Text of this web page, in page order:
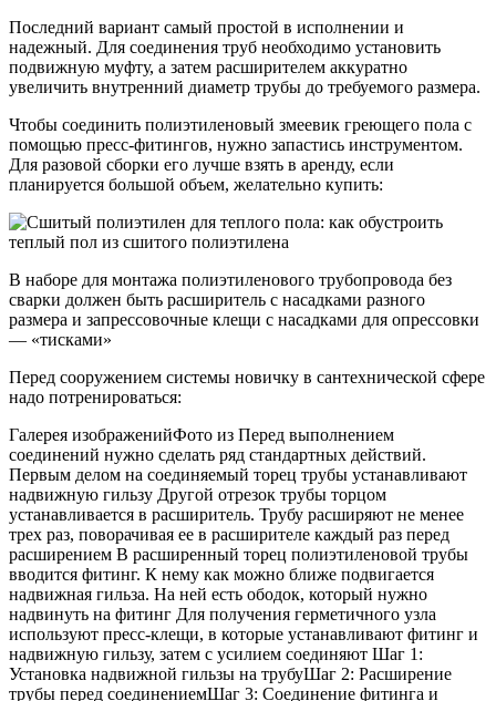
Последний вариант самый простой в исполнении и
надежный. Для соединения труб необходимо установить
подвижную муфту, а затем расширителем аккуратно
увеличить внутренний диаметр трубы до требуемого размера.
Чтобы соединить полиэтиленовый змеевик греющего пола с
помощью пресс-фитингов, нужно запастись инструментом.
Для разовой сборки его лучше взять в аренду, если
планируется большой объем, желательно купить:
В наборе для монтажа полиэтиленового трубопровода без
сварки должен быть расширитель с насадками разного
размера и запрессовочные клещи с насадками для опрессовки
— «тисками»
Перед сооружением системы новичку в сантехнической сфере
надо потренироваться:
Галерея изображенийФото из Перед выполнением
соединений нужно сделать ряд стандартных действий.
Первым делом на соединяемый торец трубы устанавливают
надвижную гильзу Другой отрезок трубы торцом
устанавливается в расширитель. Трубу расширяют не менее
трех раз, поворачивая ее в расширителе каждый раз перед
расширением В расширенный торец полиэтиленовой трубы
вводится фитинг. К нему как можно ближе подвигается
надвижная гильза. На ней есть ободок, который нужно
надвинуть на фитинг Для получения герметичного узла
используют пресс-клещи, в которые устанавливают фитинг и
надвижную гильзу, затем с усилием соединяют Шаг 1:
Установка надвижной гильзы на трубуШаг 2: Расширение
трубы перед соединениемШаг 3: Соединение фитинга и